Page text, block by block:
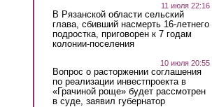
11 июля 22:16
В Рязанской области сельский
глава, сбивший насмерть 16-летнего
подростка, приговорен к 7 годам
колонии-поселения
10 июля 20:55
Вопрос о расторжении соглашения
по реализации инвестпроекта в
«Грачиной роще» будет рассмотрен
в суде, заявил губернатор